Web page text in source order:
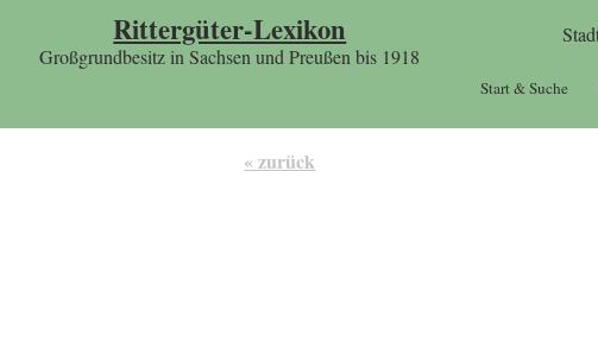
Rittergüter-Lexikon
Großgrundbesitz in Sachsen und Preußen bis 1918
Start & Suche
« zurück